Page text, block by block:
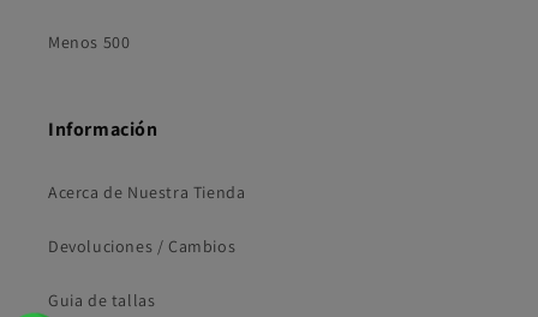
Menos 500
Información
Acerca de Nuestra Tienda
Devoluciones / Cambios
Guia de tallas